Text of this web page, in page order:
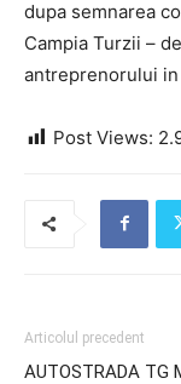
dupa semnarea
Campia Turzii –
antreprenorului
Post Views:
Articolul precedent
AUTOSTRADA TG